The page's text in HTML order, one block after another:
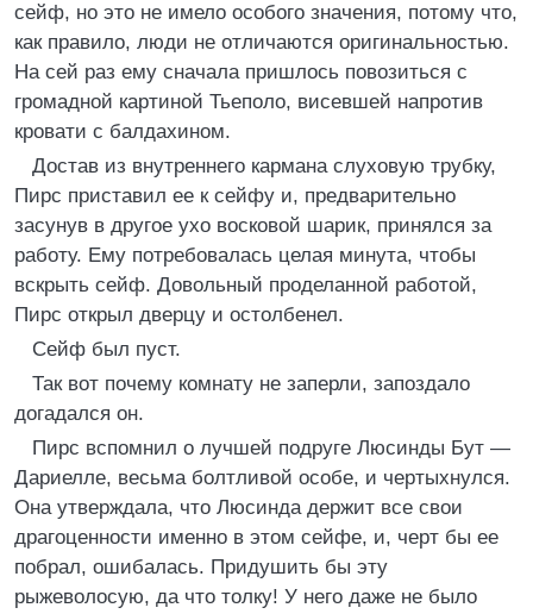
сейф, но это не имело особого значения, потому что,
как правило, люди не отличаются оригинальностью.
На сей раз ему сначала пришлось повозиться с
громадной картиной Тьеполо, висевшей напротив
кровати с балдахином.
Достав из внутреннего кармана слуховую трубку,
Пирс приставил ее к сейфу и, предварительно
засунув в другое ухо восковой шарик, принялся за
работу. Ему потребовалась целая минута, чтобы
вскрыть сейф. Довольный проделанной работой,
Пирс открыл дверцу и остолбенел.
Сейф был пуст.
Так вот почему комнату не заперли, запоздало
догадался он.
Пирс вспомнил о лучшей подруге Люсинды Бут —
Дариелле, весьма болтливой особе, и чертыхнулся.
Она утверждала, что Люсинда держит все свои
драгоценности именно в этом сейфе, и, черт бы ее
побрал, ошибалась. Придушить бы эту
рыжеволосую, да что толку! У него даже не было